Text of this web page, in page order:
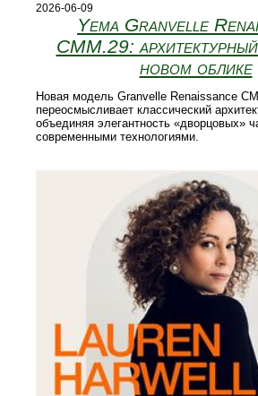
2026-06-09
Yema Granvelle
CMM.29:
новом облике
Новая модель Granvelle Renaissance
переосмысливает классический
объединяя элегантность «дворцовых»
современными технологиями.